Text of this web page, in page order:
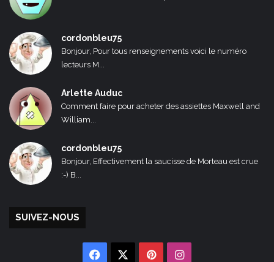
cordonbleu75
Bonjour, Pour tous renseignements voici le numéro
lecteurs M...
Arlette Auduc
Comment faire pour acheter des assiettes Maxwell and
William...
cordonbleu75
Bonjour, Effectivement la saucisse de Morteau est crue
:-) B...
SUIVEZ-NOUS
Facebook PinterestInstagram